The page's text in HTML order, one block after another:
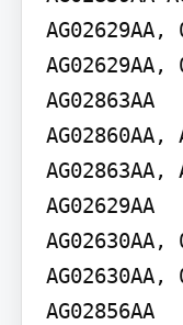
AG02629AA,
AG02629AA,
AG02863AA
AG02860AA,
AG02863AA,
AG02629AA
AG02630AA,
AG02630AA,
AG02856AA